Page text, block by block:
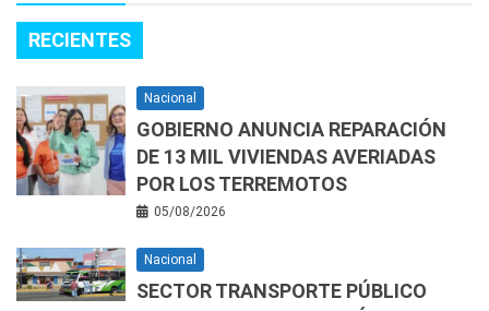
RECIENTES
Nacional
GOBIERNO ANUNCIA REPARACIÓN
DE 13 MIL VIVIENDAS AVERIADAS
POR LOS TERREMOTOS
05/08/2026
Nacional
SECTOR TRANSPORTE PÚBLICO